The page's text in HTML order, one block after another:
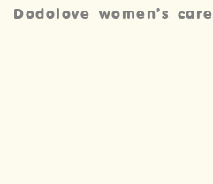
Dodolove women’s care